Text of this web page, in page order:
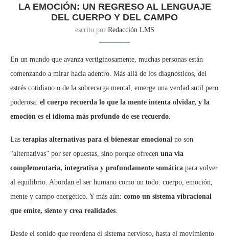
LA EMOCIÓN: UN REGRESO AL LENGUAJE
DEL CUERPO Y DEL CAMPO
escrito por Redacción LMS
En un mundo que avanza vertiginosamente, muchas personas están
comenzando a mirar hacia adentro. Más allá de los diagnósticos, del
estrés cotidiano o de la sobrecarga mental, emerge una verdad sutil pero
poderosa: el cuerpo recuerda lo que la mente intenta olvidar, y la
emoción es el idioma más profundo de ese recuerdo
Las terapias alternativas para el bienestar emocional no son
“alternativas” por ser opuestas, sino porque ofrecen una vía
complementaria, integrativa y profundamente somática para volver
al equilibrio. Abordan el ser humano como un todo: cuerpo, emoción,
mente y campo energético. Y más aún: como un sistema vibracional
que emite, siente y crea realidades
Desde el sonido que reordena el sistema nervioso, hasta el movimiento